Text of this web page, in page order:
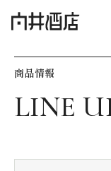
商品情報